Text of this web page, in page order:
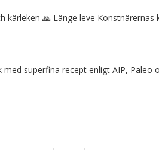
kärleken 🙏 Länge leve Konstnärernas
med superfina recept enligt AIP, Paleo